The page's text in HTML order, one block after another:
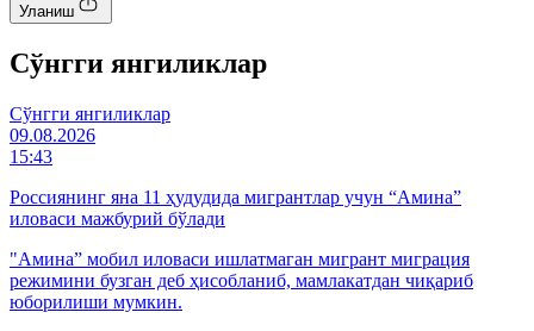
Уланиш
Cўнгги янгиликлар
Cўнгги янгиликлар
09.08.2026
15:43
Россиянинг яна 11 ҳудудида мигрантлар учун “Амина”
иловаси мажбурий бўлади
"Амина” мобил иловаси ишлатмаган мигрант миграция
режимини бузган деб ҳисобланиб, мамлакатдан чиқариб
юборилиши мумкин.